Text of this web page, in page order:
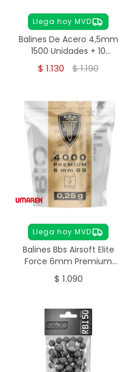
Llega hoy MVD
Balines De Acero 4,5mm
1500 Unidades + 10
Garrafa Co2 Umarex
$ 1.130 $1.190
Llega hoy MVD
Balines Bbs Airsoft Elite
Force 6mm Premium
0,25g 4000 Unidades
$ 1.090